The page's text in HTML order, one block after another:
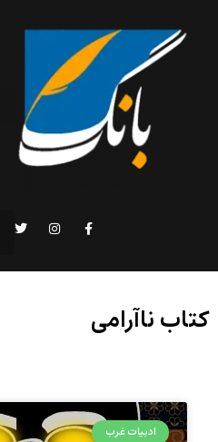
کتاب ناآرامی
ادبیات غرب